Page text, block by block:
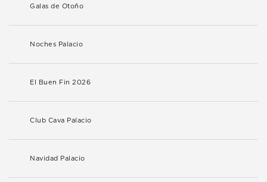
Galas de Otoño
Noches Palacio
El Buen Fin 2026
Club Cava Palacio
Navidad Palacio